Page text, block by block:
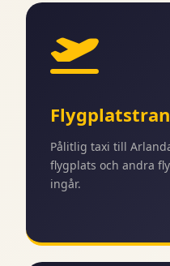
Pålitlig taxi till
flygplats och andra
ingår.